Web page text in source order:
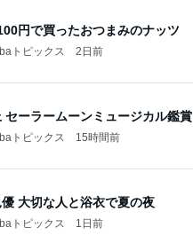
円で買ったおつまみのナッツ
トピックス 2日前
セーラームーンミュージカル鑑賞
トピックス 15時間前
大切な人と浴衣で夏の夜
トピックス 1日前